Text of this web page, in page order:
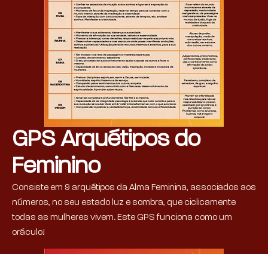
GPS Arquétipos do
Feminino
Consiste em 9 arquétipos da Alma Feminina, associados aos
números, no seu estado luz e sombra, que ciclicamente
todas as mulheres vivem. Este GPS funciona como um
oráculo!